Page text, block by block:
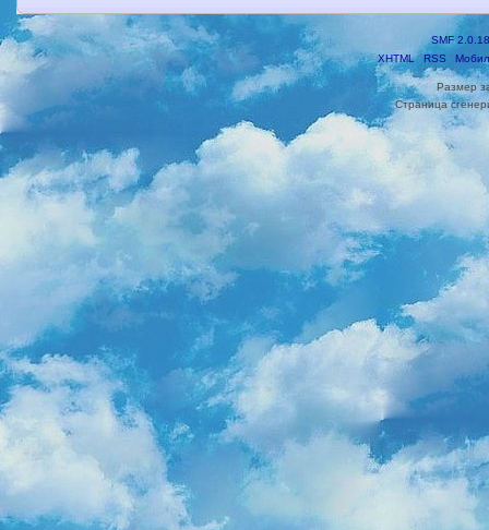
SMF 2.0.18
XHTML
RSS
Размер
Страница